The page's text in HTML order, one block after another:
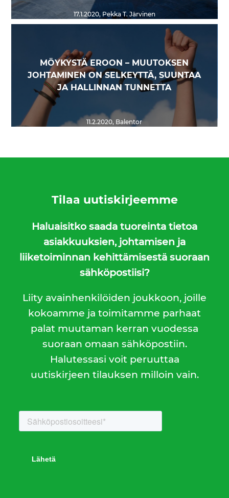
17.1.2020, Pekka T. Järvinen
MÖYKYSTÄ EROON – MUUTOKSEN
JOHTAMINEN ON SELKEYTTÄ, SUUNTAA
JA HALLINNAN TUNNETTA
11.2.2020, Balentor
Tilaa uutiskirjeemme
Haluaisitko saada tuoreinta tietoa
asiakkuuksien, johtamisen ja
liiketoiminnan kehittämisestä suoraan
sähköpostiisi?
Liity avainhenkilöiden joukkoon, joille
kokoamme ja toimitamme parhaat
palat muutaman kerran vuodessa
suoraan omaan sähköpostiin.
Halutessasi voit peruuttaa
uutiskirjeen tilauksen milloin vain.